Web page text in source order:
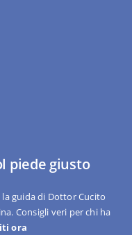
piede giusto
guida di Dottor Cucito
Consigli veri per chi ha
ora